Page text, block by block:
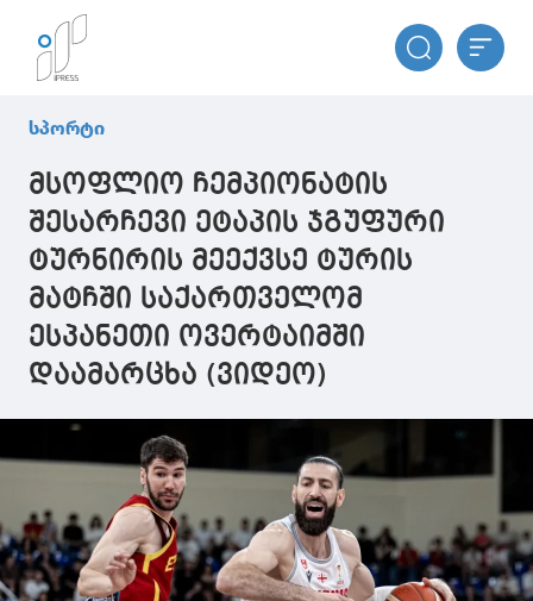
სპორტი
მსოფლიო ჩემპიონატის
შესარჩევი ეტაპის ჯგუფური
ტურნირის მეექვსე ტურის
მატჩში საქართველომ
ესპანეთი ოვერტაიმში
დაამარცხა (ვიდეო)